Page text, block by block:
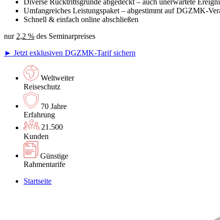
Diverse Rücktrittsgründe abgedeckt – auch unerwartete
Umfangreiches Leistungspaket – abgestimmt auf DGZMK-
Schnell & einfach online abschließen
nur 2,2 % des Seminarpreises
► Jetzt exklusiven DGZMK-Tarif sichern
Weltweiter
Reiseschutz
70 Jahre
Erfahrung
21.500
Kunden
Günstige
Rahmentarife
Startseite